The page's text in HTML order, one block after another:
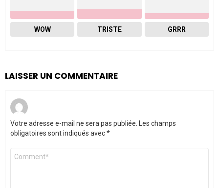
WOW TRISTE GRRR
LAISSER UN COMMENTAIRE
Votre adresse e-mail ne sera pas publiée. Les champs
obligatoires sont indiqués avec*
Commentaire